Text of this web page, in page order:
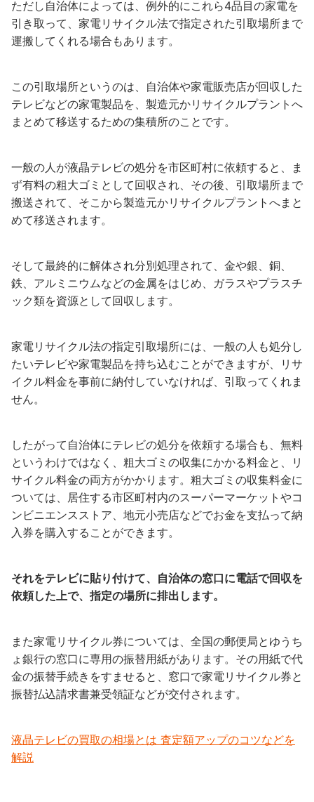
ただし自治体によっては、例外的にこれら4品目の家電を
引き取って、家電リサイクル法で指定された引取場所まで
運搬してくれる場合もあります。
この引取場所というのは、自治体や家電販売店が回収した
テレビなどの家電製品を、製造元かリサイクルプラントへ
まとめて移送するための集積所のことです。
一般の人が液晶テレビの処分を市区町村に依頼すると、ま
ず有料の粗大ゴミとして回収され、その後、引取場所まで
搬送されて、そこから製造元かリサイクルプラントへまと
めて移送されます。
そして最終的に解体され分別処理されて、金や銀、銅、
鉄、アルミニウムなどの金属をはじめ、ガラスやプラスチ
ック類を資源として回収します。
家電リサイクル法の指定引取場所には、一般の人も処分し
たいテレビや家電製品を持ち込むことができますが、リサ
イクル料金を事前に納付していなければ、引取ってくれま
せん。
したがって自治体にテレビの処分を依頼する場合も、無料
というわけではなく、粗大ゴミの収集にかかる料金と、リ
サイクル料金の両方がかかります。粗大ゴミの収集料金に
ついては、居住する市区町村内のスーパーマーケットやコ
ンビニエンスストア、地元小売店などでお金を支払って納
入券を購入することができます。
それをテレビに貼り付けて、自治体の窓口に電話で回収を
依頼した上で、指定の場所に排出します。
また家電リサイクル券については、全国の郵便局とゆうち
ょ銀行の窓口に専用の振替用紙があります。その用紙で代
金の振替手続きをすませると、窓口で家電リサイクル券と
振替払込請求書兼受領証などが交付されます。
液晶テレビの買取の相場とは 査定額アップのコツなどを
解説